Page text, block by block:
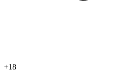
+18